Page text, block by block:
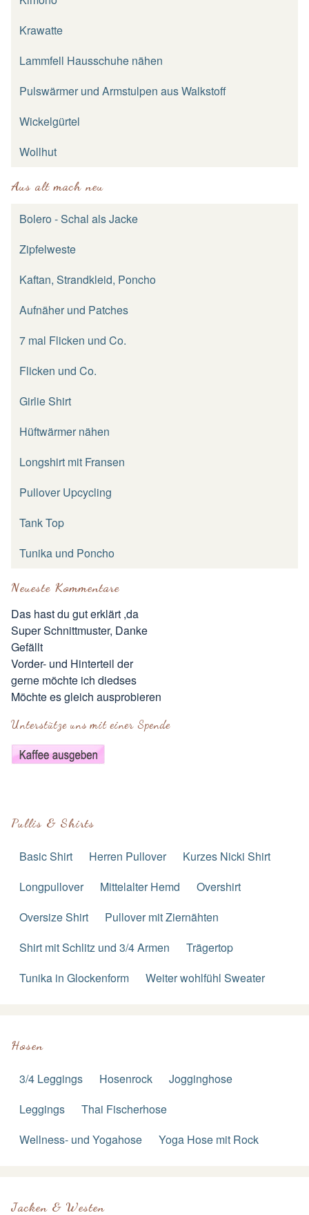
Krawatte
Lammfell Hausschuhe nähen
Pulswärmer und Armstulpen aus Walkstoff
Wickelgürtel
Wollhut
Aus alt mach neu
Bolero - Schal als Jacke
Zipfelweste
Kaftan, Strandkleid, Poncho
Aufnäher und Patches
7 mal Flicken und Co.
Flicken und Co.
Girlie Shirt
Hüftwärmer nähen
Longshirt mit Fransen
Pullover Upcycling
Tank Top
Tunika und Poncho
Neueste Kommentare
Das hast du gut erklärt ,da
Super Schnittmuster, Danke
Gefällt
Vorder- und Hinterteil der
gerne möchte ich diedses
Möchte es gleich ausprobieren
Unterstütze uns mit einer Spende
Pullis & Shirts
Basic Shirt Herren Pullover
Kurzes Nicki Shirt
Longpullover
Mittelalter Hemd
Overshirt
Oversize Shirt
Pullover mit Ziernähten
Shirt mit Schlitz und 3/4 Armen
Trägertop
Tunika in Glockenform
Weiter wohlfühl Sweater
Hosen
3/4 Leggings Hosenrock
Jogginghose
Leggings
Thai Fischerhose
Wellness- und Yogahose
Yoga Hose mit Rock
Jacken & Westen